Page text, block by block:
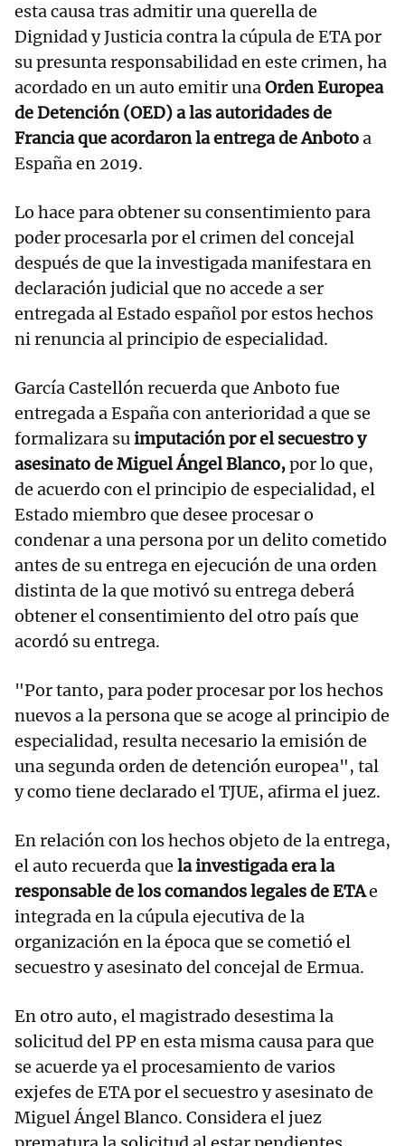
esta causa tras admitir una querella de
Dignidad y Justicia contra la cúpula de ETA por
su presunta responsabilidad en este crimen, ha
acordado en un auto emitir unaOrden Europea
de Detención (OED) a las autoridades de
Francia que acordaron la entrega de Anbotoa
España en 2019.
Lo hace para obtener su consentimiento para
poder procesarla por el crimen del concejal
después de que la investigada manifestara en
declaración judicial que no accede a ser
entregada al Estado español por estos hechos
ni renuncia al principio de especialidad.
García Castellón recuerda que Anboto fue
entregada a España con anterioridad a que se
formalizara suimputación por el secuestro y
asesinato de Miguel Ángel Blanco,por lo que,
de acuerdo con el principio de especialidad, el
Estado miembro que desee procesar o
condenar a una persona por un delito cometido
antes de su entrega en ejecución de una orden
distinta de la que motivó su entrega deberá
obtener el consentimiento del otro país que
acordó su entrega.
"Por tanto, para poder procesar por los hechos
nuevos a la persona que se acoge al principio de
especialidad, resulta necesario la emisión de
una segunda orden de detención europea", tal
y como tiene declarado el TJUE, afirma el juez.
En relación con los hechos objeto de la entrega,
el auto recuerda que la investigada era la
responsable de los comandos legales de ETAe
integrada en la cúpula ejecutiva de la
organización en la época que se cometió el
secuestro y asesinato del concejal de Ermua.
En otro auto, el magistrado desestima la
solicitud del PP en esta misma causa para que
se acuerde ya el procesamiento de varios
exjefes de ETA por el secuestro y asesinato de
Miguel Ángel Blanco. Considera el juez